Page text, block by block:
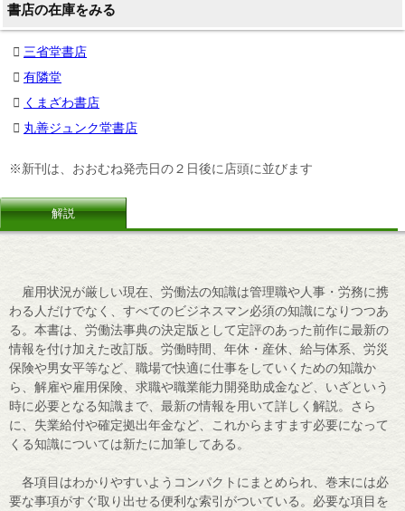
書店の在庫をみる
三省堂書店
有隣堂
くまざわ書店
丸善ジュンク堂書店
※新刊は、おおむね発売日の２日後に店頭に並びます
解説
雇用状況が厳しい現在、労働法の知識は管理職や人事・労務に携
わる人だけでなく、すべてのビジネスマン必須の知識になりつつあ
る。本書は、労働法事典の決定版として定評のあった前作に最新の
情報を付け加えた改訂版。労働時間、年休・産休、給与体系、労災
保険や男女平等など、職場で快適に仕事をしていくための知識か
ら、解雇や雇用保険、求職や職業能力開発助成金など、いざという
時に必要となる知識まで、最新の情報を用いて詳しく解説。さら
に、失業給付や確定拠出年金など、これからますます必要になって
くる知識については新たに加筆してある。
各項目はわかりやすいようコンパクトにまとめられ、巻末には必
要な事項がすぐ取り出せる便利な索引がついている。必要な項目を